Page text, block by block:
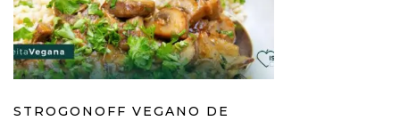
STROGONOFF VEGANO DE